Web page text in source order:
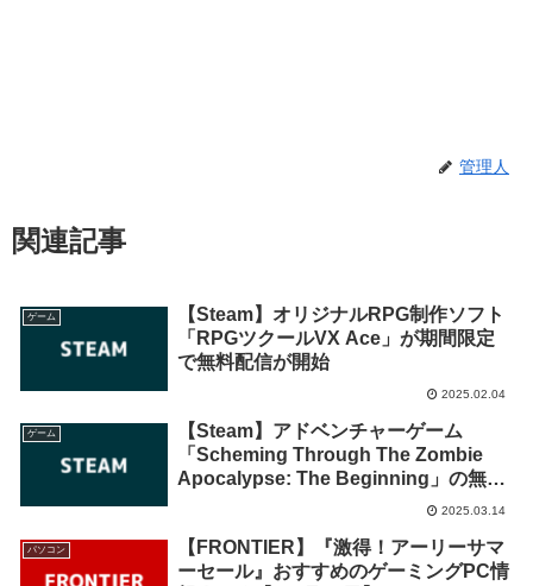
管理人
関連記事
ゲーム
【Steam】オリジナルRPG制作ソフト
「RPGツクールVX Ace」が期間限定
で無料配信が開始
2025.02.04
ゲーム
【Steam】アドベンチャーゲーム
「Scheming Through The Zombie
Apocalypse: The Beginning」の無料
2025.03.14
パソコン
【FRONTIER】『激得！アーリーサマ
ーセール』おすすめのゲーミングPC情